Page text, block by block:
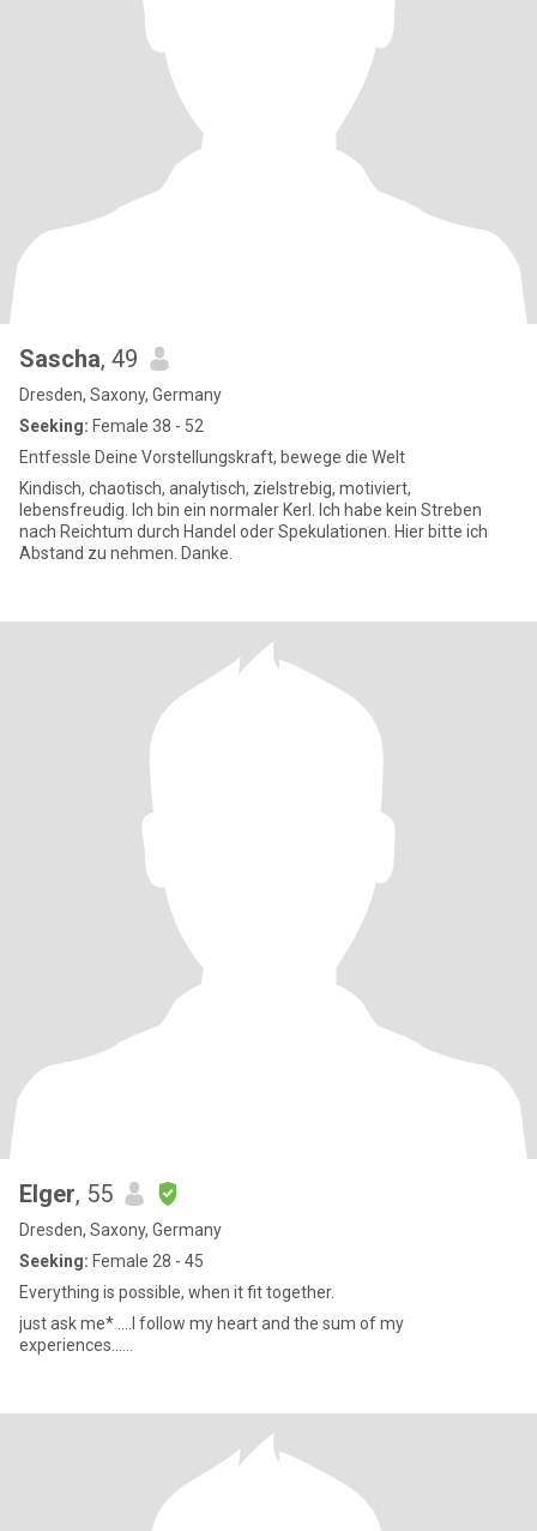
Sascha, 49
Dresden, Saxony, Germany
Seeking: Female 38 - 52
Entfessle Deine Vorstellungskraft, bewege die Welt
Kindisch, chaotisch, analytisch, zielstrebig, motiviert,
lebensfreudig. Ich bin ein normaler Kerl. Ich habe kein Streben
nach Reichtum durch Handel oder Spekulationen. Hier bitte ich
Abstand zu nehmen. Danke.
Elger, 55
Dresden, Saxony, Germany
Seeking: Female 28 - 45
Everything is possible, when it fit together.
just ask me* ….I follow my heart and the sum of my
experiences…...